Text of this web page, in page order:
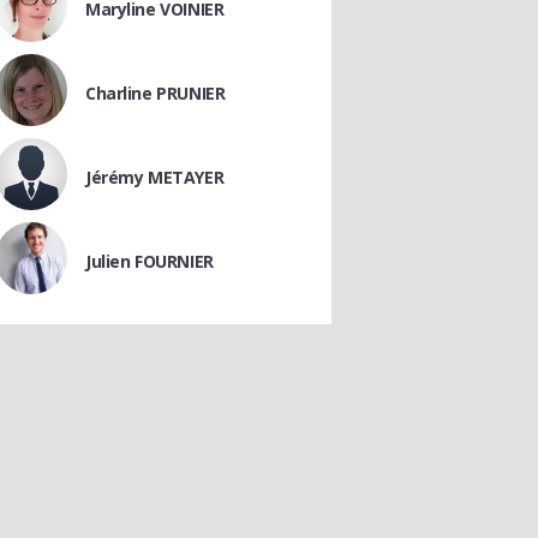
Maryline VOINIER
Charline PRUNIER
Jérémy METAYER
Julien FOURNIER